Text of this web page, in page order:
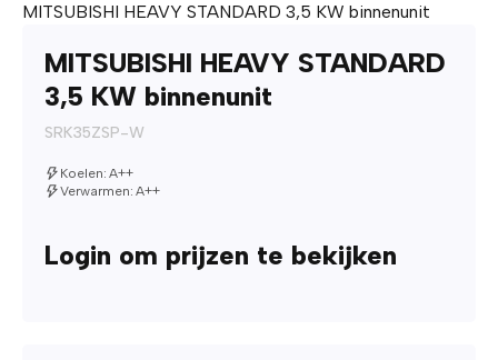
MITSUBISHI HEAVY STANDARD 3,5 KW binnenunit
MITSUBISHI HEAVY STANDARD
3,5 KW binnenunit
SRK35ZSP-W
Koelen: A++
Verwarmen: A++
Login om prijzen te bekijken